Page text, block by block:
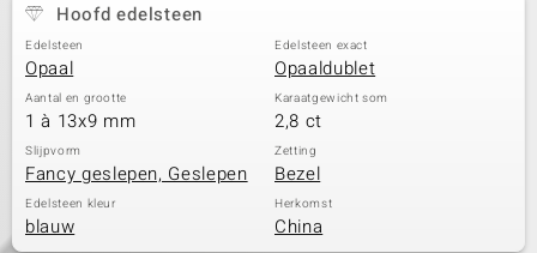
Hoofd edelsteen
Edelsteen
Opaal
Edelsteen exact
Opaaldublet
Aantal en grootte
1 à 13x9 mm
Karaatgewicht som
2,8 ct
Slijpvorm
Fancy geslepen, Geslepen
Zetting
Bezel
Edelsteen kleur
blauw
Herkomst
China